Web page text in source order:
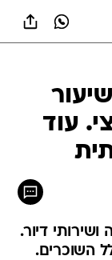
עוד
דיור.
השוכרים.